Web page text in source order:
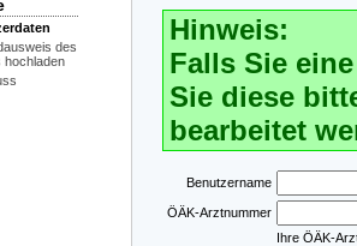
des
hochladen
Hinweis:
Falls Sie
Sie diese
bearbeitet
Benutzername
ÖÄK-Arztnummer
Ihre ÖÄK-